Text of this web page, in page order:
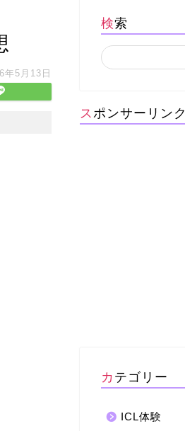
5月13日
検索
スポンサーリンク
カテゴリー
ICL体験